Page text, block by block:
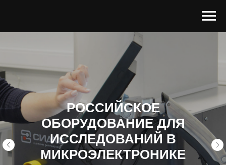
РОССИЙСКОЕ
ОБОРУДОВАНИЕ ДЛЯ
ИССЛЕДОВАНИЙ В
МИКРОЭЛЕКТРОНИКЕ